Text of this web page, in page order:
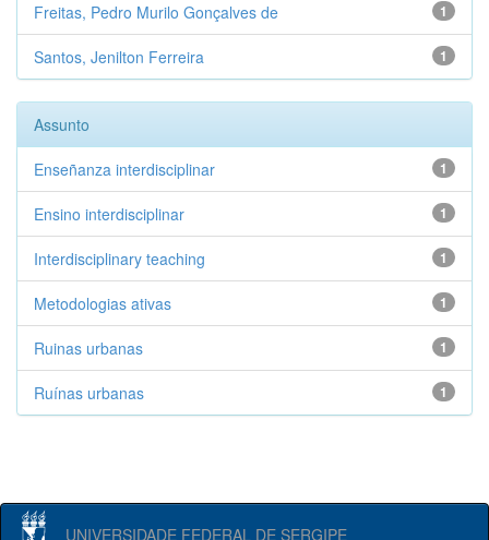
1
Freitas, Pedro Murilo Gonçalves de
1
Santos, Jenilton Ferreira
Assunto
1
Enseñanza interdisciplinar
1
Ensino interdisciplinar
1
Interdisciplinary teaching
1
Metodologias ativas
1
Ruinas urbanas
1
Ruínas urbanas
UNIVERSIDADE FEDERAL DE SERGIPE